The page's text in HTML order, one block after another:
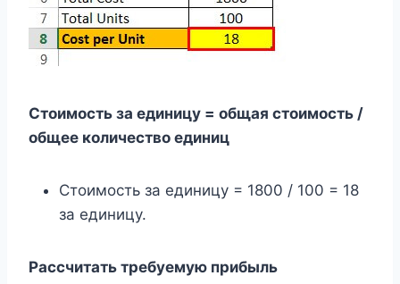
Стоимость за единицу = общая стоимость /
общее количество единиц
Стоимость за единицу = 1800 / 100 = 18
за единицу.
Рассчитать требуемую прибыль